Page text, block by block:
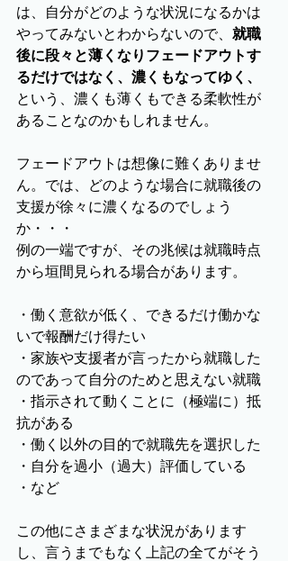
は、自分がどのような状況になるかは
やってみないとわからないので、 就職
後に段々と薄くなりフェードアウトす
るだけではなく、濃くもなってゆく、
という、濃くも薄くもできる柔軟性が
あることなのかもしれません。
フェードアウトは想像に難くありませ
ん。では、どのような場合に就職後の
支援が徐々に濃くなるのでしょう
か・・・
例の一端ですが、その兆候は就職時点
から垣間見られる場合があります。
・働く意欲が低く、できるだけ働かな
いで報酬だけ得たい
・家族や支援者が言ったから就職した
のであって自分のためと思えない就職
・指示されて動くことに（極端に）抵
抗がある
・働く以外の目的で就職先を選択した
・自分を過小（過大）評価している
・など
この他にさまざまな状況があります
し、言うまでもなく上記の全てがそう